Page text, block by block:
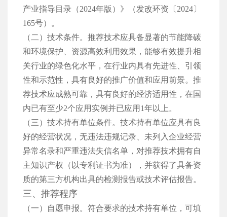
产业指导目录（2024年版）》（发改环资〔2024〕
165号）。
（二）技术条件。推荐技术应具备显著的节能降碳
和环境保护、资源高效利用效果，能够有效提升相
关行业的绿色化水平，在行业内具有先进性、引领
性和示范性，具有良好的推广价值和应用前景。推
荐技术应成熟可靠，具有良好的经济适用性，在国
内已有至少2个应用实例并已应用1年以上。
（三）技术持有单位条件。技术持有单位应具有良
好的经营状况，无违法违规记录、未列入企业经营
异常名录和严重违法失信名单，对推荐技术拥有自
主知识产权（以专利证书为准），并获得了具备资
质的第三方机构出具的检测报告或技术评估报告。
三、推荐程序
（一）自愿申报。符合要求的技术持有单位，可填